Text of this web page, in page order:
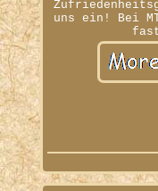
uns ein! Bei